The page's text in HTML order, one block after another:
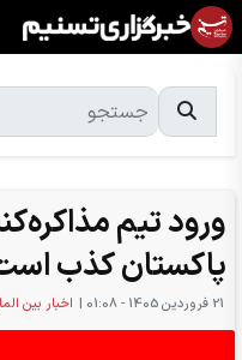
ورود تیم
پاکستان کذب
21 فروردين 1405 - 01:08 | اخبار بین